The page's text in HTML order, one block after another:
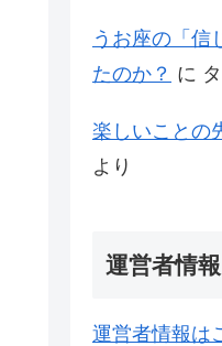
うお座の「信
たのか？ に
楽しいことの
より
運営者情報
運営者情報は